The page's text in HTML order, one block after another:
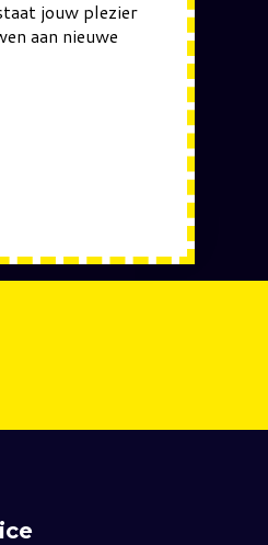
jouw plezier
aan nieuwe